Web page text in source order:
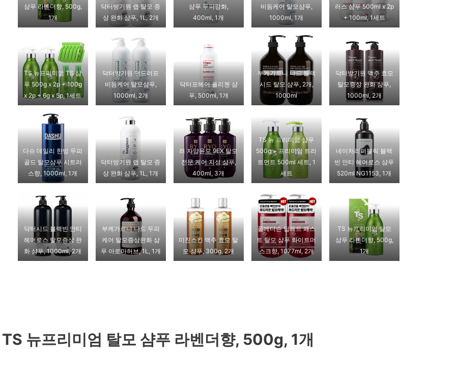
샴푸 라벤더향, 500g,
1개
닥터방기원 랩 탈모 증
상 완화 샴푸, 1L, 2개
샴푸 두피강화,
400ml, 1개
비듬케어 탈모샴푸,
1000ml, 1개
러스 샴푸 500ml x 2p
+ 100ml, 1세트
TS 뉴프리미엄 TS 샴
푸 500g x 2p + 100g
x 2p + 6g x 5p, 1세트
닥터방기원 댄드러프
비듬케어 탈모샴푸,
1000ml, 2개
닥터포헤어 폴리젠 샴
푸, 500ml, 1개
부케가르니 나드 블랙
시드 탈모 샴푸, 2개,
1000ml
닥터방기원 맥주 효모
탈모증상 완화 샴푸,
1000ml, 2개
다슈 데일리 한방 두피
골드 탈모샴푸 시트러
스향, 1000ml, 1개
닥터방기원 랩 탈모 증
상 완화 샴푸, 1L, 1개
려 자양윤모 9EX 탈모
전문 케어 지성 샴푸,
400ml, 3개
TS 뉴 프리미엄 샴푸
500g + 프리미엄 트리
트먼트 500ml 세트, 1
세트
네이처리퍼블릭 블랙
빈 안티 헤어로스 샴푸
520ml NG1153, 1개
닥터시드 블랙빈 안티
헤어로스 탈모증상 완
화 샴푸, 1000ml, 2개
부케가르니 나드 두피
케어 탈모증상완화 샴
푸 아로마허브, 1L, 1개
미친스킨 맥주 효모 탈
모 샴푸, 300g, 2개
폴메디슨 딥레드 패스
트 탈모 샴푸 화이트머
스크향, 1077ml, 2개
TS 뉴프리미엄 탈모
샴푸 라벤더향, 500g,
1개
TS 뉴프리미엄 탈모 샴푸 라벤더향, 500g, 1개